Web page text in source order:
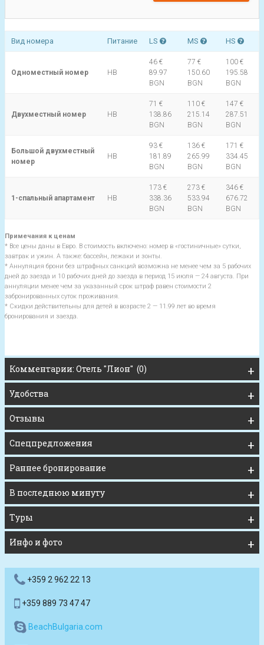
Вид номера Питание LS MS HS
Одноместный номер HB
46 €
89.97
BGN
77 €
150.60
BGN
100 €
195.58
BGN
Двухместный номер HB
71 €
138.86
BGN
110 €
215.14
BGN
147 €
287.51
BGN
Большой двухместный
номер
HB
93 €
181.89
BGN
136 €
265.99
BGN
171 €
334.45
BGN
1-спальный апартамент HB
173 €
338.36
BGN
273 €
533.94
BGN
346 €
676.72
BGN
Примечания к ценам
* Все цены даны в Евро. В стоимость включено: номер в «гостиничные» сутки,
завтрак и ужин. А также: бассейн, лежаки и зонты.
* Аннуляция брони без штрафных санкций возможна не менее чем за 5 рабочих
дней до заезда и 10 рабочих дней до заезда в период 15 июля — 24 августа. При
аннуляции менее чем за указанный срок штраф равен стоимости 2
забронированных суток проживания.
* Скидки действительны для детей в возрасте 2 — 11.99 лет во время
бронирования и заезда.
Комментарии: Отель "Лион" (0)
Удобства
Отзывы
Спецпредложения
Раннее бронирование
В последнюю минуту
Туры
Инфо и фото
+359 2 962 22 13
+359 889 73 47 47
BeachBulgaria.com